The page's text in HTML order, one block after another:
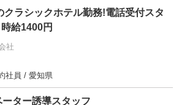
クラシックホテル勤務!電話受付スタ
給1400円
社
社員 / 愛知県
ター誘導スタッフ